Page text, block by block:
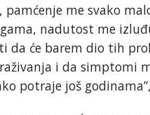
pamćenje me svako
nadutost me
da će barem dio tih
i da simptomi
potraje još